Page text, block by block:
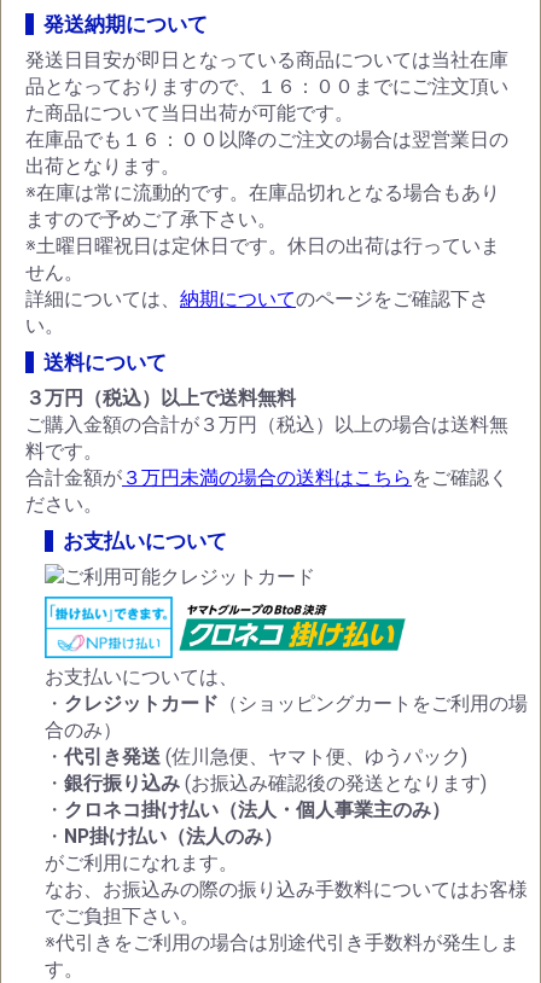
発送納期について
発送日目安が即日となっている商品については当社在庫
品となっておりますので、１６：００までにご注文頂い
た商品について当日出荷が可能です。
在庫品でも１６：００以降のご注文の場合は翌営業日の
出荷となります。
※在庫は常に流動的です。在庫品切れとなる場合もあり
ますので予めご了承下さい。
※土曜日曜祝日は定休日です。休日の出荷は行っていま
せん。
詳細については、 納期についてのページをご確認下さ
い。
送料について
３万円（税込）以上で送料無料
ご購入金額の合計が３万円（税込）以上の場合は送料無
料です。
合計金額が ３万円未満の場合の送料はこちら をご確認く
ださい。
お支払いについて
お支払いについては、
・ クレジットカード （ショッピングカートをご利用の場
合のみ）
・代引き発送 (佐川急便、ヤマト便、ゆうパック)
・銀行振り込み (お振込み確認後の発送となります)
・ クロネコ掛け払い（法人・個人事業主のみ）
・ NP掛け払い（法人のみ）
がご利用になれます。
なお、お振込みの際の振り込み手数料についてはお客様
でご負担下さい。
※代引きをご利用の場合は別途代引き手数料が発生しま
す。